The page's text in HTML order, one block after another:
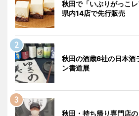
秋田で「いぶりがっこ
県内14店で先行販売
秋田の酒蔵6社の日本酒
ン書道展
秋田・持ち帰り専門店